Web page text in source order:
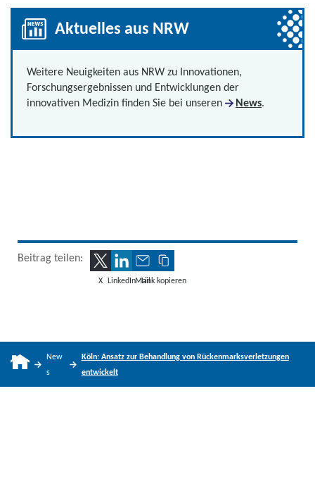
Aktuelles aus NRW
Weitere Neuigkeiten aus NRW zu Innovationen,
Forschungsergebnissen und Entwicklungen der
innovativen Medizin finden Sie bei unseren
News.
Beitrag teilen:
X LinkedInMailLink kopieren
New
s
Köln: Ansatz zur Behandlung von Rückenmarksverletzungen
entwickelt